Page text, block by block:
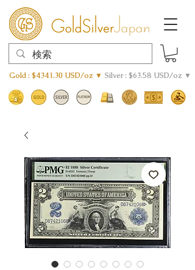
Gold : $4341.30 USD/oz ▼ Silver : $63.58 USD/oz ▼